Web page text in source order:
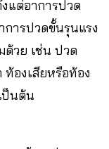
แต่อาการปวด
การปวดขั้นรุนแรง
ด้วย เช่น ปวด
ท้องเสียหรือท้อง
ป็นต้น